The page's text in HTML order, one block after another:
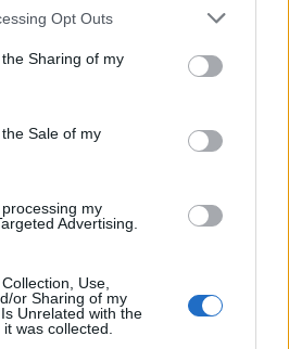
app uses one or more Google
usage behaviour. You may click to
Google and its third-party tags to
purposes in below Google
Opt Outs
Sharing of my
Sale of my
my
Advertising.
Use,
or Sharing of my
Unrelated with the
was collected.
να το πιστέψω» –
ζευγάρι Αμερικανών που
26χρονο Αφγανό στη
Η επόμενη μέρα για την
Δημοκρατία»
αεροσκάφους που θα
νύχτα στα μέτωπα της